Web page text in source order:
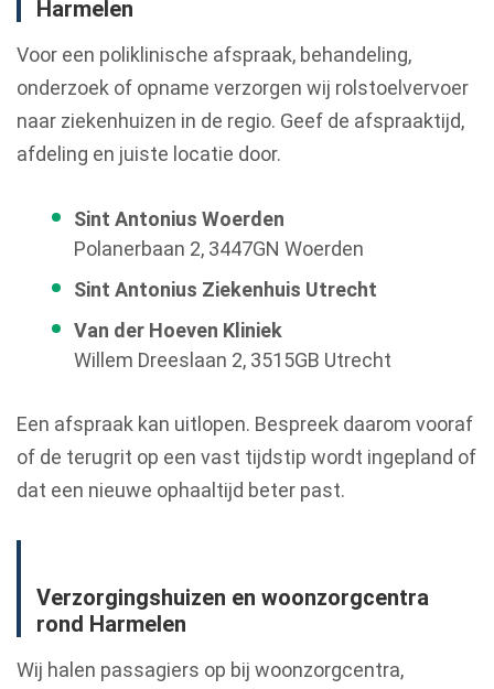
Harmelen
Voor een poliklinische afspraak, behandeling,
onderzoek of opname verzorgen wij rolstoelvervoer
naar ziekenhuizen in de regio. Geef de afspraaktijd,
afdeling en juiste locatie door.
Sint Antonius Woerden
Polanerbaan 2, 3447GN Woerden
Sint Antonius Ziekenhuis Utrecht
Van der Hoeven Kliniek
Willem Dreeslaan 2, 3515GB Utrecht
Een afspraak kan uitlopen. Bespreek daarom vooraf
of de terugrit op een vast tijdstip wordt ingepland of
dat een nieuwe ophaaltijd beter past.
Verzorgingshuizen en woonzorgcentra
rond Harmelen
Wij halen passagiers op bij woonzorgcentra,